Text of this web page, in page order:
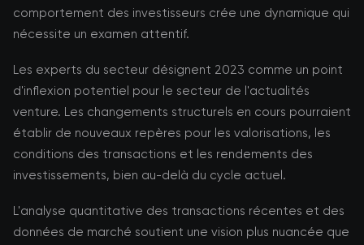
comportement des investisseurs crée une dynamique qui
nécessite un examen attentif.
Les experts du secteur désignent 2023 comme un point
d'inflexion potentiel pour le secteur de l'actualités
venture. Les changements structurels en cours pourraient
établir de nouveaux repères pour les valorisations, les
conditions des transactions et les rendements des
investissements, bien au-delà du cycle actuel.
L'analyse quantitative des transactions récentes et des
données de marché soutient une vision plus nuancée que